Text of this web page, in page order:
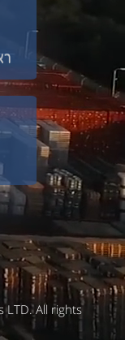
LTD. All rights